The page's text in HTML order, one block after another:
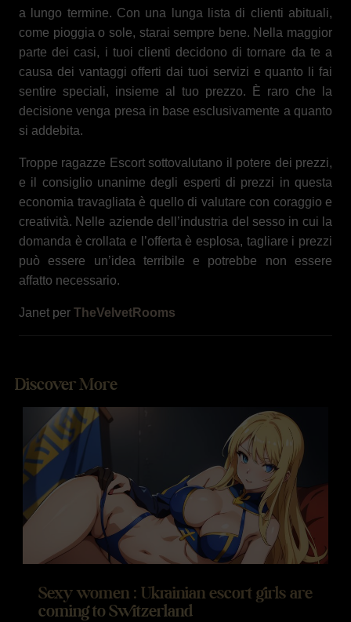
a lungo termine. Con una lunga lista di clienti abituali,
come pioggia o sole, starai sempre bene. Nella maggior
parte dei casi, i tuoi clienti decidono di tornare da te a
causa dei vantaggi offerti dai tuoi servizi e quanto li fai
sentire speciali, insieme al tuo prezzo. È raro che la
decisione venga presa in base esclusivamente a quanto
si addebita.
Troppe ragazze Escort sottovalutano il potere dei prezzi,
e il consiglio unanime degli esperti di prezzi in questa
economia travagliata è quello di valutare con coraggio e
creatività. Nelle aziende dell’industria del sesso in cui la
domanda è crollata e l’offerta è esplosa, tagliare i prezzi
può essere un’idea terribile e potrebbe non essere
affatto necessario.
Janet per TheVelvetRooms
Discover More
Sexy women : Ukrainian escort girls are
coming to Switzerland